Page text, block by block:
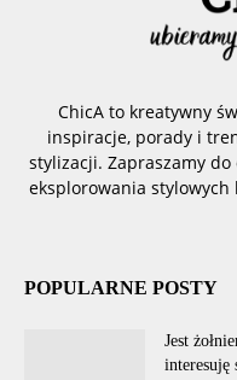
ChicA to kreatywny
inspiracje, porady i
stylizacji. Zapraszamy
eksplorowania
POPULARNE POSTY
Jest
interesuję